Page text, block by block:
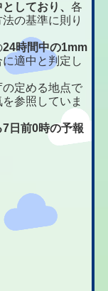
しており、各
の基準に則り
24時間中の1mm
適中と判定し
定める地点で
参照していま
日前0時の予報